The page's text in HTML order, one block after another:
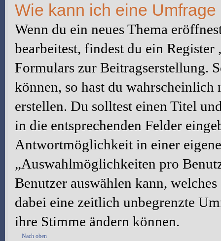
Wie kann ich eine
Wenn du ein neues Thema
bearbeitest, findest du ein
Formulars zur Beitragserstellung.
können, so hast du
erstellen. Du solltest einen Titel
in die entsprechenden Felder
Antwortmöglichkeit in einer
„Auswahlmöglichkeiten pro
Benutzer auswählen kann,
dabei eine zeitlich unbegrenzte
ihre Stimme ändern können.
Nach oben